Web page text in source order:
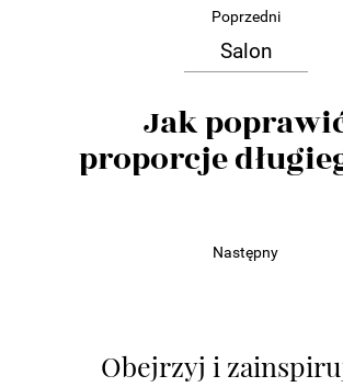
Poprzedni
Salon
Jak
proporcje
Następny
Obejrzyj i